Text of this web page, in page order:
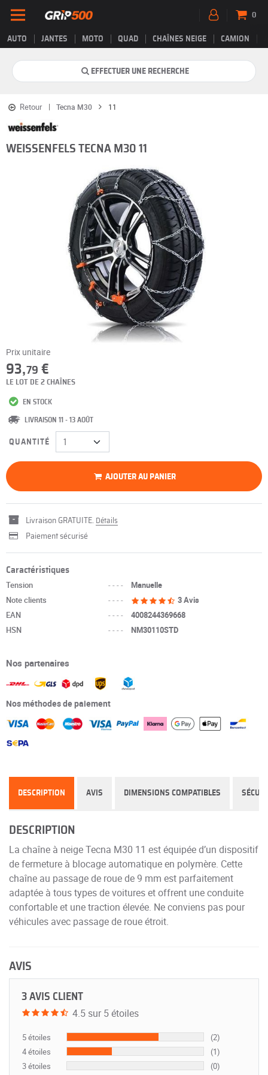
AUTO JANTES MOTO QUAD CHAÎNES NEIGE CAMION
0
EFFECTUER UNE RECHERCHE
Retour Tecna M30 11
WEISSENFELS TECNA M30 11
Prix unitaire
93,79 €
LE LOT DE 2 CHAÎNES
EN STOCK
LIVRAISON 11 - 13 AOÛT
QUANTITÉ
AJOUTER AU PANIER
Livraison GRATUITE. Détails
Paiement sécurisé
Caractéristiques
Tension ----
Manuelle
Note clients
----
3 Avis
EAN
----
4008244369668
HSN
---- NM30110STD
Nos partenaires
Nos méthodes de paiement
DESCRIPTION AVIS DIMENSIONS COMPATIBLES
DESCRIPTION
La chaîne à neige Tecna M30 11 est équipée d’un dispositif
de fermeture à blocage automatique en polymère. Cette
chaîne au passage de roue de 9 mm est parfaitement
adaptée à tous types de voitures et offrent une conduite
confortable et une traction élevée. Ne conviens pas pour
véhicules avec passage de roue étroit.
AVIS
3 AVIS CLIENT
4.5 sur 5 étoiles
5 étoiles
(2)
4 étoiles
(1)
3 étoiles
(0)